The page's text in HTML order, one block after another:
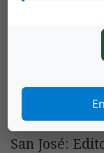
en Costa
San José: